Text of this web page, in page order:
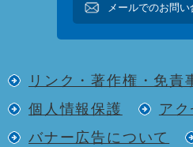
メールでのお問
リンク・著作権・免責
個人情報保護
アク
バナー広告について